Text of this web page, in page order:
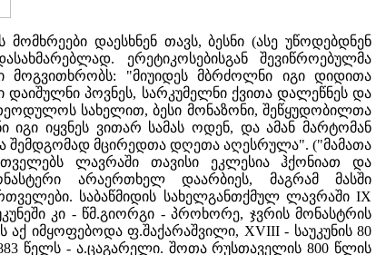
დაესხნენ თავს, ბესნი (ასე უწოდებდნენ
ერეტიკოსებისგან შევიწროებულმა
მოგვითხრობს: "მიუიდეს მბრძოლნი იგი დიდითა
დაიშულნი პოვნეს, სარკუმელნი ქვითა დალეწნეს და
სახელით, ბესი მონაზონი, შეწყუდობილთა
იყვნეს ვითარ სამას ოდენ, და ამან მარტომან
შემდგომად მცირედთა დღეთა აღესრულა". ("მამათა
ლავრაში თავისი ეკლესია ჰქონიათ და
არაერთხელ დაარბიეს, მაგრამ მასში
საბაწმიდის სახელგანთქმულ ლავრაში IX
კი - წმ.გიორგი - პროხორე, ჯვრის მონასტრის
იმყოფებოდა ფ.შაქარაშვილი, XVIII - საუკუნის 80
წელს - ა.ცაგარელი. შოთა რუსთაველის 800 წლის